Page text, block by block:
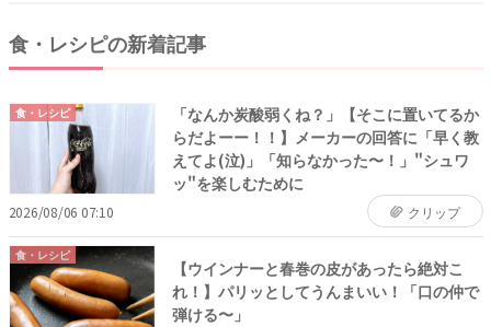
食・レシピの新着記事
食・レシピ
「なんか炭酸弱くね？」【そこに置いてるか
らだよーー！！】メーカーの回答に「早く教
えてよ(泣)」「知らなかった〜！」"シュワ
ッ"を楽しむために
2026/08/06 07:10 クリップ
食・レシピ
【ウインナーと春巻の皮があったら絶対こ
れ！】パリッとしてうんまいい！「口の仲で
弾ける〜」